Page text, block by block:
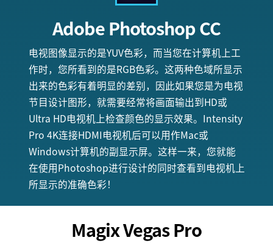
AdobePhotoshop CC
电视图像显示的是YUV色彩，而当您在计算机上工
作时，您所看到的是RGB色彩。这两种色域所显示
出来的色彩有着明显的差别，因此如果您是为电视
节目设计图形，就需要经常将画面输出到HD或
Ultra HD电视机上检查颜色的显示效果。Intensity
Pro 4K连接HDMI电视机后可以用作Mac或
Windows计算机的副显示屏。这样一来，您就能
在使用Photoshop进行设计的同时查看到电视机上
所显示的准确色彩！
Magix Vegas Pro